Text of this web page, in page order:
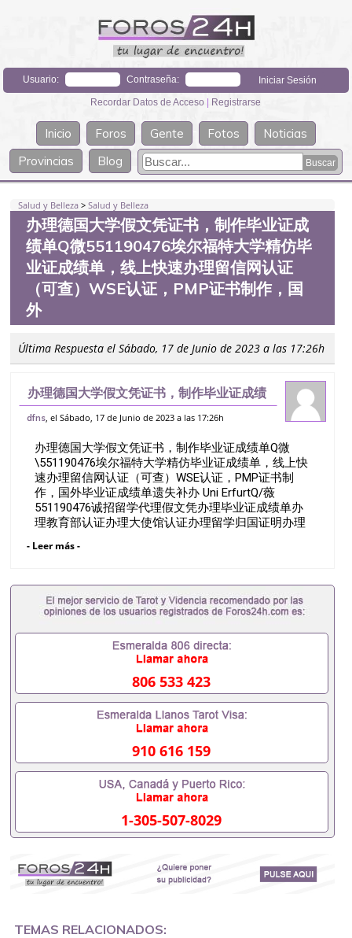
Usuario: Contraseña:
Recordar Datos de Acceso | Registrarse
Inicio Foros Gente Fotos
Noticias
Provincias
Blog
Salud y Belleza >Salud y Belleza
办理德国大学假文凭证书，制作毕业证成
绩单Q微551190476埃尔福特大学精仿毕
业证成绩单，线上快速办理留信网认证
（可查）WSE认证，PMP证书制作，国
外
Última Respuesta el Sábado, 17 de Junio de 2023 a las 17:26h
办理德国大学假文凭证书，制作毕业证成绩
单Q微551190476埃尔福特大学精仿毕业
查）WSE认证，PMP证书制作，国外
dfns , el Sábado, 17 de Junio de 2023 a las 17:26h
办理德国大学假文凭证书，制作毕业证成绩单Q微
\551190476埃尔福特大学精仿毕业证成绩单，线上快
速办理留信网认证（可查）WSE认证，PMP证书制
作，国外毕业证成绩单遗失补办 Uni ErfurtQ/薇
551190476诚招留学代理假文凭办理毕业证成绩单办
理教育部认证办理大使馆认证办理留学归国证明办理
理录取通知书办理学位证书办理美国文凭办理澳洲文
速办理材料： 1、毕业证+成绩单+留学回国人员证明
+教育部认证,录取通知书，雅思。（全套留学回国必
备证明材料，给父母及亲朋好友一份完美交代）；
相关材料（申请学校、转学，甚至是申请工签都可以
用到）。 注：上述材料，随时都可以安排办理，毕业
客户要求安排。 国内找工作假的毕业证可以用吗
551190476假的毕业证成绩单可以办学历认证吗
551190476要定居国外需要办理什么材料551190476
入职事业单位/国企假的毕业证会查吗551190476入职
国企/事业单位需要些什么材料551190476办理假毕业
证在国内能用吗, 挂科拿不到毕业证怎么办, 毕业证丢
了怎么办, 没有正常毕业怎么办理毕业证,没毕业可以
办学历认证吗,您是否因为中途辍学、挂科而没有正常
毕业551190476您是否因为递交材料不齐而被拒之门
外551190476您是否因没正常毕业而导致回国得不到
教育部认证在校挂科了不想读了,成绩不理想毕不了业
科/研究生文凭551190476如何办理本科/硕士毕业证
551190476网上买文凭可靠吗551190476哪里可以买
么办理 外假毕业证551190476哪里可以制作美国毕业
- Leer más -
806 533 423
910 616 159
1-305-507-8029
TEMAS RELACIONADOS: